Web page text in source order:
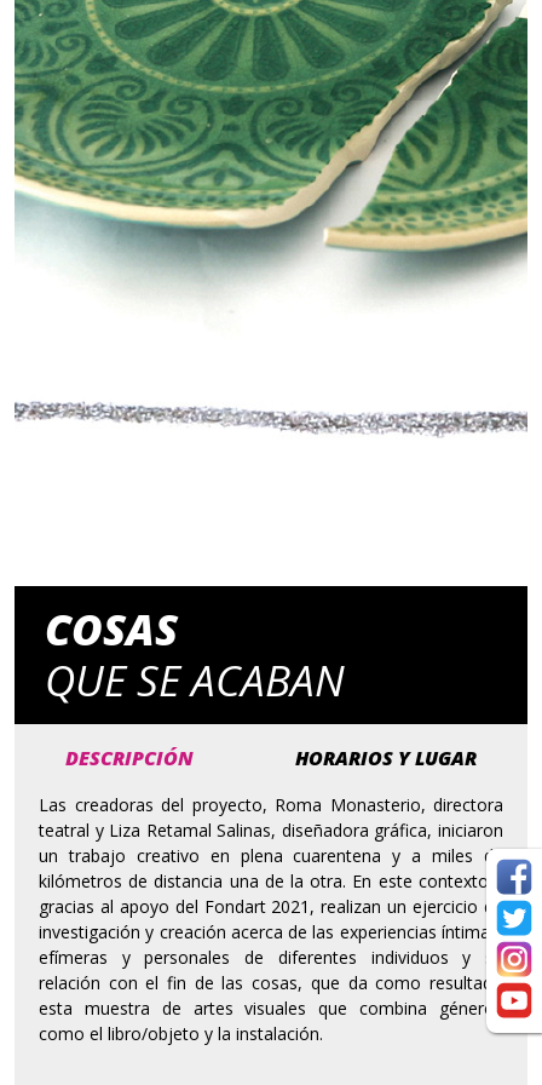
COSAS
QUE SE ACABAN
DESCRIPCIÓN HORARIOS Y LUGAR
Las creadoras del proyecto, Roma Monasterio, directora
teatral y Liza Retamal Salinas, diseñadora gráfica, iniciaron
un trabajo creativo en plena cuarentena y a miles de
kilómetros de distancia una de la otra. En este contexto y
gracias al apoyo del Fondart 2021, realizan un ejercicio de
investigación y creación acerca de las experiencias íntimas,
efímeras y personales de diferentes individuos y su
relación con el fin de las cosas, que da como resultado
esta muestra de artes visuales que combina géneros
como el libro/objeto y la instalación.